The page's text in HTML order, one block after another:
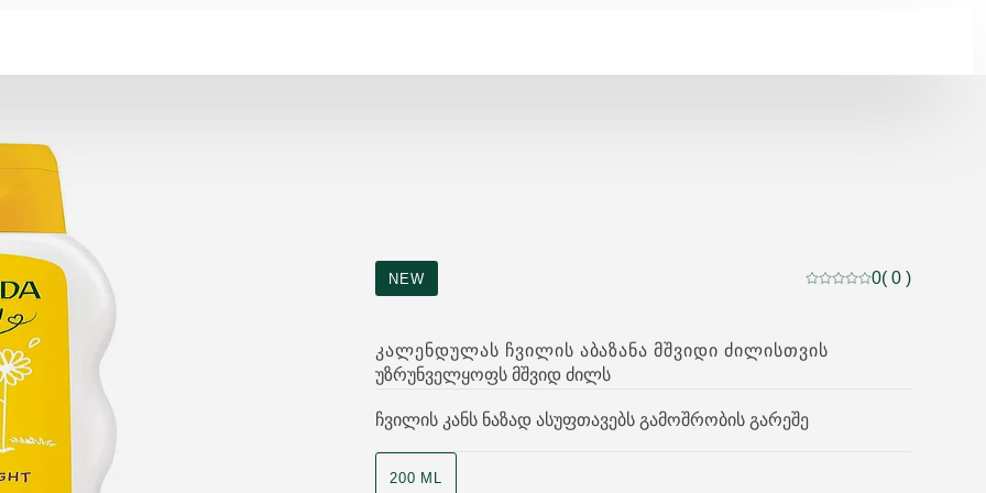
NEW
მიმდინარე
0( 0 )
ᲙᲐᲚᲔᲜᲓᲣᲚᲐᲡ ᲩᲕᲘᲚᲘᲡ ᲐᲑᲐᲖᲐᲜᲐ ᲛᲨᲕᲘᲓᲘ ᲫᲘᲚᲘᲡᲗᲕᲘᲡ
უზრუნველყოფს მშვიდ ძილს
ჩვილის კანს ნაზად ასუფთავებს გამოშრობის გარეშე
200 ML